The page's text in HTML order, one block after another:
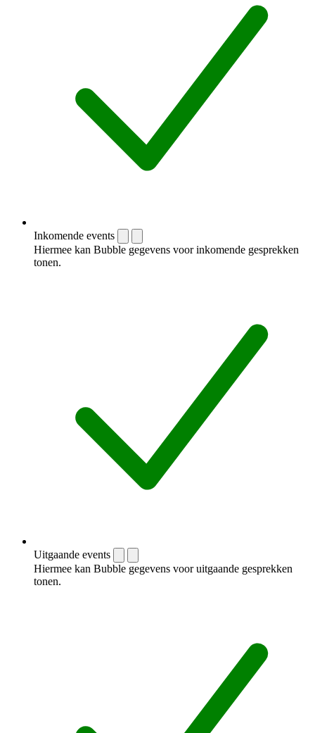
Inkomende events
Hiermee kan Bubble gegevens voor inkomende gesprekken
tonen.
Uitgaande events
Hiermee kan Bubble gegevens voor uitgaande gesprekken
tonen.